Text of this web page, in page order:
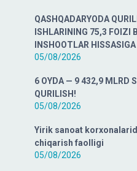
QASHQADARYODA
ISHLARINING 75,3 FOIZI
INSHOOTLAR HISSASIGA
05/08/2026
6 OYDA — 9 432,9 MLRD
QURILISH!
05/08/2026
Yirik sanoat
chiqarish faolligi
05/08/2026